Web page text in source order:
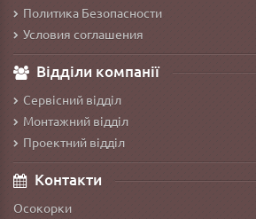
Политика Безопасности
Условия соглашения
Відділи компанії
Сервісний відділ
Монтажний відділ
Проектний відділ
Контакти
Осокорки